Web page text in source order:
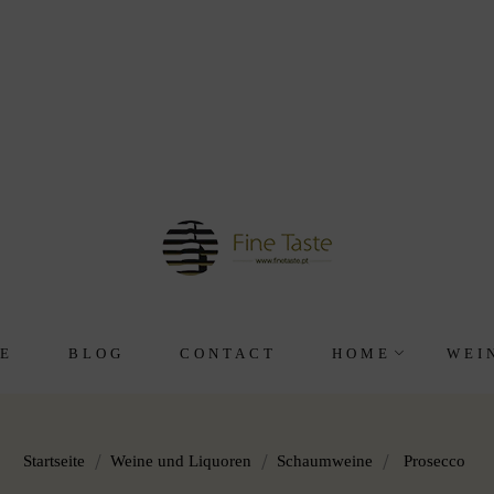
BLOG CONTACT HOME
Startseite Weine und Liquoren Schaumweine Prosecco